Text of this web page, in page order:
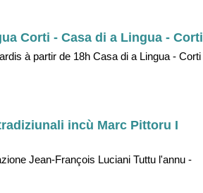
Corti - Casa di a Lingua - Corti
à partir de 18h Casa di a Lingua - Corti
incù Marc Pittoru I
Jean-François Luciani Tuttu l'annu -